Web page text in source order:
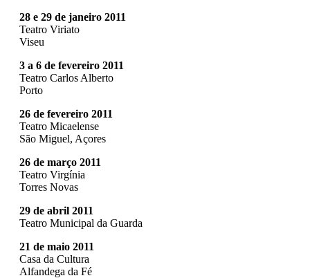
28 e 29 de janeiro 2011
Teatro Viriato
Viseu
3 a 6 de fevereiro 2011
Teatro Carlos Alberto
Porto
26 de fevereiro 2011
Teatro Micaelense
São Miguel, Açores
26 de março 2011
Teatro Virgínia
Torres Novas
29 de abril 2011
Teatro Municipal da Guarda
21 de maio 2011
Casa da Cultura
Alfandega da Fé